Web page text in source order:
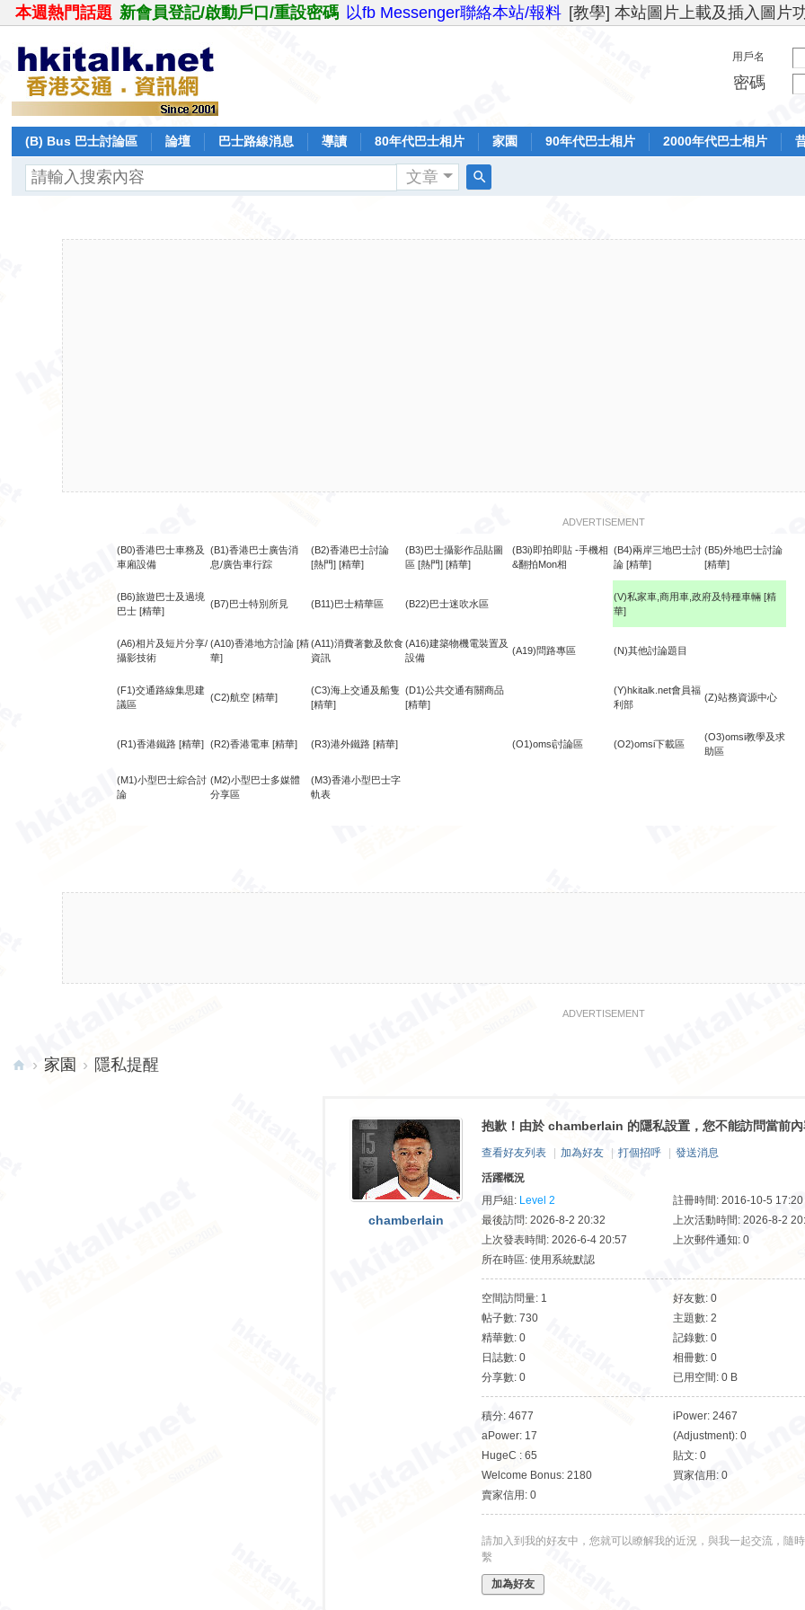
本週熱門話題 新會員登記/啟動戶口/重設密碼 以fb Messenger聯絡本站/報料 [教學] 本站圖片上載及插入圖片
用戶名
密碼
(B) Bus 巴士討論區 論壇 巴士路線消息 導讀 80年代巴士相片 家園 90年代巴士相片 2000年代巴士相片
文章
ADVERTISEMENT
(B0)香港巴士車務及
車廂設備
(B1)香港巴士廣告消
息/廣告車行踪
(B2)香港巴士討論
[熱門] [精華]
(B3)巴士攝影作品貼圖
區 [熱門] [精華]
(B3i)即拍即貼 -手機相
&翻拍Mon相
(B4)兩岸三地巴士討
論 [精華]
(B5)外地巴士討論
[精華]
(B6)旅遊巴士及過境
巴士 [精華]
(B7)巴士特別所見 (B11)巴士精華區 (B22)巴士迷吹水區
(V)私家車,商用車,政府及特種車輛 [精
華]
(A6)相片及短片分享/
攝影技術
(A10)香港地方討論 [精
華]
(A11)消費著數及飲食
資訊
(A16)建築物機電裝置及
設備
(A19)問路專區 (N)其他討論題目
(F1)交通路線集思建
議區
(C2)航空 [精華]
(C3)海上交通及船隻
[精華]
(D1)公共交通有關商品
[精華]
(Y)hkitalk.net會員福
利部
(Z)站務資源中心
(R1)香港鐵路 [精華] (R2)香港電車 [精華] (R3)港外鐵路 [精華] (O1)omsi討論區 (O2)omsi下載區
(O3)omsi教學及求
助區
(M1)小型巴士綜合討
論
(M2)小型巴士多媒體
分享區
(M3)香港小型巴士字
軌表
ADVERTISEMENT
› 家園 › 隱私提醒
chamberlain
抱歉！由於 chamberlain 的隱私設置，您不能訪問當前
查看好友列表 加為好友 打個招呼
發送消息
活躍概況
用戶組: Level 2
註冊時間: 2016-10-5 17:20
最後訪問: 2026-8-2 20:32
上次活動時間: 2026-8-2
上次發表時間: 2026-6-4 20:57
上次郵件通知: 0
所在時區: 使用系統默認
空間訪問量: 1
好友數: 0
帖子數: 730
主題數: 2
精華數: 0
記錄數: 0
日誌數: 0
相冊數: 0
分享數: 0
已用空間: 0 B
積分: 4677
iPower: 2467
aPower: 17
(Adjustment): 0
HugeC : 65
貼文: 0
Welcome Bonus: 2180
買家信用: 0
賣家信用: 0
請加入到我的好友中，您就可以瞭解我的近況，與我一起交流，隨
繫
加為好友